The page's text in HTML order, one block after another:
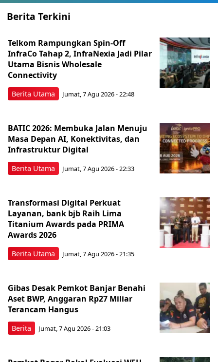
Berita Terkini
Berita Utama
Telkom Rampungkan Spin-Off
InfraCo Tahap 2, InfraNexia Jadi Pilar
Utama Bisnis Wholesale
Connectivity
Jumat, 7 Agu 2026 - 22:48
Berita Utama
BATIC 2026: Membuka Jalan Menuju
Masa Depan AI, Konektivitas, dan
Infrastruktur Digital
Jumat, 7 Agu 2026 - 22:33
Berita Utama
Transformasi Digital Perkuat
Layanan, bank bjb Raih Lima
Titanium Awards pada PRIMA
Awards 2026
Jumat, 7 Agu 2026 - 21:35
Berita
Gibas Desak Pemkot Banjar Benahi
Aset BWP, Anggaran Rp27 Miliar
Terancam Hangus
Jumat, 7 Agu 2026 - 21:03